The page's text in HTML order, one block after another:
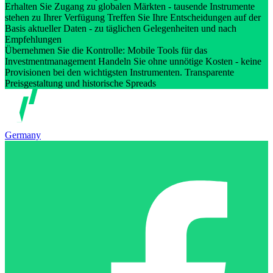
Erhalten Sie Zugang zu globalen Märkten - tausende Instrumente
stehen zu Ihrer Verfügung Treffen Sie Ihre Entscheidungen auf der
Basis aktueller Daten - zu täglichen Gelegenheiten und nach
Empfehlungen
Übernehmen Sie die Kontrolle: Mobile Tools für das
Investmentmanagement Handeln Sie ohne unnötige Kosten - keine
Provisionen bei den wichtigsten Instrumenten. Transparente
Preisgestaltung und historische Spreads
Germany